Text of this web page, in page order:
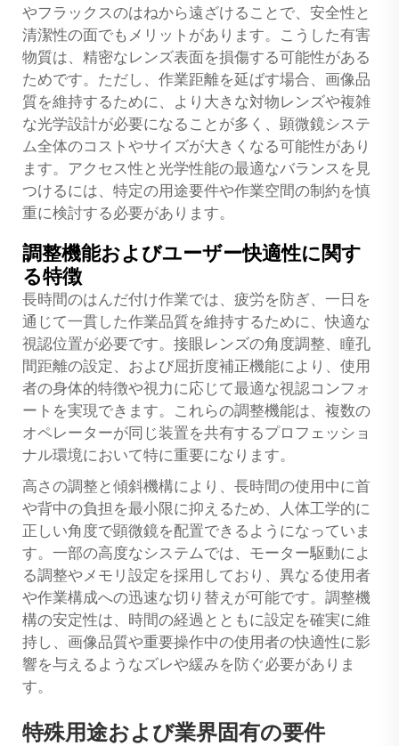
やフラックスのはねから遠ざけることで、安全性と
清潔性の面でもメリットがあります。こうした有害
物質は、精密なレンズ表面を損傷する可能性がある
ためです。ただし、作業距離を延ばす場合、画像品
質を維持するために、より大きな対物レンズや複雑
な光学設計が必要になることが多く、顕微鏡システ
ム全体のコストやサイズが大きくなる可能性があり
ます。アクセス性と光学性能の最適なバランスを見
つけるには、特定の用途要件や作業空間の制約を慎
重に検討する必要があります。
調整機能およびユーザー快適性に関す
る特徴
長時間のはんだ付け作業では、疲労を防ぎ、一日を
通じて一貫した作業品質を維持するために、快適な
視認位置が必要です。接眼レンズの角度調整、瞳孔
間距離の設定、および屈折度補正機能により、使用
者の身体的特徴や視力に応じて最適な視認コンフォ
ートを実現できます。これらの調整機能は、複数の
オペレーターが同じ装置を共有するプロフェッショ
ナル環境において特に重要になります。
高さの調整と傾斜機構により、長時間の使用中に首
や背中の負担を最小限に抑えるため、人体工学的に
正しい角度で顕微鏡を配置できるようになっていま
す。一部の高度なシステムでは、モーター駆動によ
る調整やメモリ設定を採用しており、異なる使用者
や作業構成への迅速な切り替えが可能です。調整機
構の安定性は、時間の経過とともに設定を確実に維
持し、画像品質や重要操作中の使用者の快適性に影
響を与えるようなズレや緩みを防ぐ必要がありま
す。
特殊用途および業界固有の要件